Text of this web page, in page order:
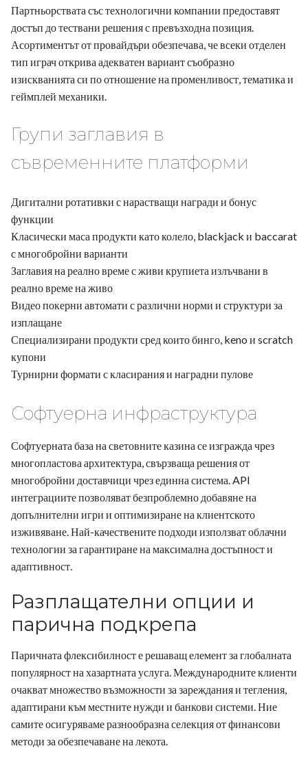
Партньорствата със технологични компании предоставят
достъп до тествани решения с превъзходна позиция.
Асортиментът от провайдъри обезпечава, че всеки отделен
тип играч открива адекватен вариант съобразно
изискванията си по отношение на променливост, тематика и
геймплей механики.
Групи заглавия в
съвременните платформи
Дигитални ротативки с нарастващи награди и бонус
функции
Класически маса продукти като колело, blackjack и baccarat
с многобройни варианти
Заглавия на реално време с живи крупиета излъчвани в
реално време на живо
Видео покерни автомати с различни норми и структури за
изплащане
Специализирани продукти сред които бинго, keno и scratch
купони
Турнирни формати с класирания и наградни пулове
Софтуерна инфраструктура
Софтуерната база на световните казина се изгражда чрез
многопластова архитектура, свързваща решения от
многобройни доставчици чрез единна система. API
интеграциите позволяват безпроблемно добавяне на
допълнителни игри и оптимизиране на клиентското
изживяване. Най-качествените подходи използват облачни
технологии за гарантиране на максимална достъпност и
адаптивност.
Разплащателни опции и
парична подкрепа
Паричната флексибилност е решаващ елемент за глобалната
популярност на хазартната услуга. Международните клиенти
очакват множество възможности за зареждания и тегления,
адаптирани към местните нужди и банкови системи. Ние
самите осигуряваме разнообразна селекция от финансови
методи за обезпечаване на лекота.